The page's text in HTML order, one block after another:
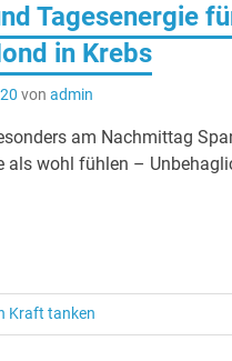
Tagesenergie
in Krebs
von admin
am Nachmittag
als wohl fühlen –
Kraft tanken